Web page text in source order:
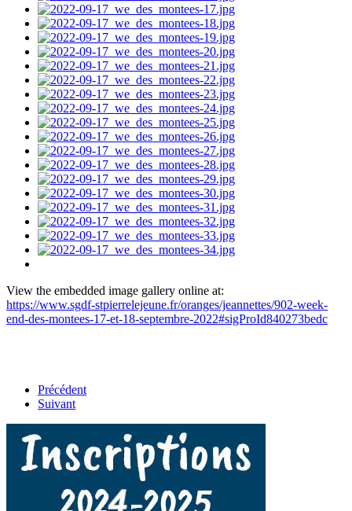
View the embedded image gallery online at:
https://www.sgdf-stpierrelejeune.fr/oranges/jeannettes/902-week-
end-des-montees-17-et-18-septembre-2022#sigProId840273bedc
Précédent
Suivant